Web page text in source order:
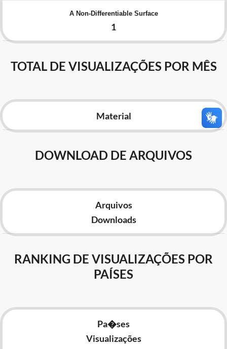
Banco Central do Brasil
A Non-Differentiable Surface
1
TOTAL DE VISUALIZAÇÕES POR MÊS
Material
DOWNLOAD DE ARQUIVOS
Arquivos
Downloads
RANKING DE VISUALIZAÇÕES POR
PAÍSES
Pa�ses
Visualizações